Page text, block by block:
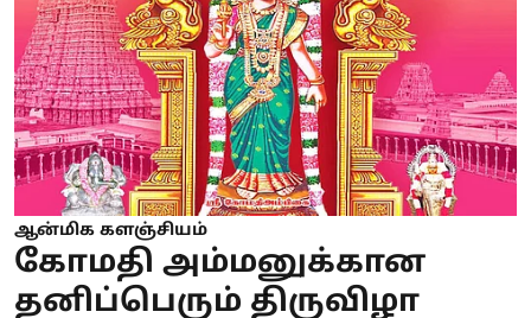
ஆன்மிக களஞ்சியம்
கோமதி அம்மனுக்கான
தனிப்பெரும் திருவிழா